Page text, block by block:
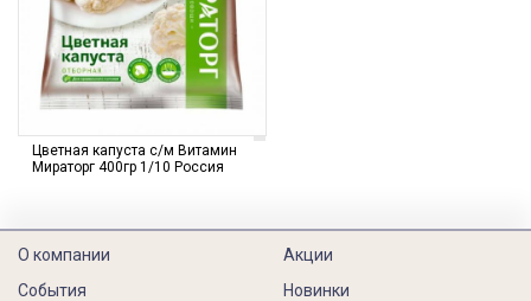
Цветная капуста с/м Витамин
Мираторг 400гр 1/10 Россия
О компании
События
Акции
Новинки